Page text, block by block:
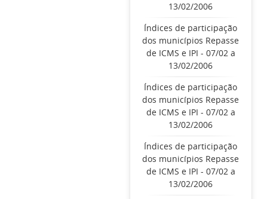
13/02/2006
Índices de participação
dos municípios Repasse
de ICMS e IPI - 07/02 a
13/02/2006
Índices de participação
dos municípios Repasse
de ICMS e IPI - 07/02 a
13/02/2006
Índices de participação
dos municípios Repasse
de ICMS e IPI - 07/02 a
13/02/2006